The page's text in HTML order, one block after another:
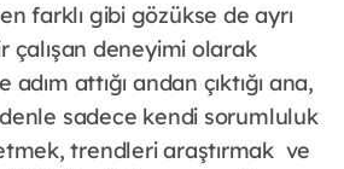
farklı gibi gözükse de ayrı
çalışan deneyimi olarak
attığı andan çıktığı ana,
sadece kendi sorumluluk
trendleri araştırmak ve